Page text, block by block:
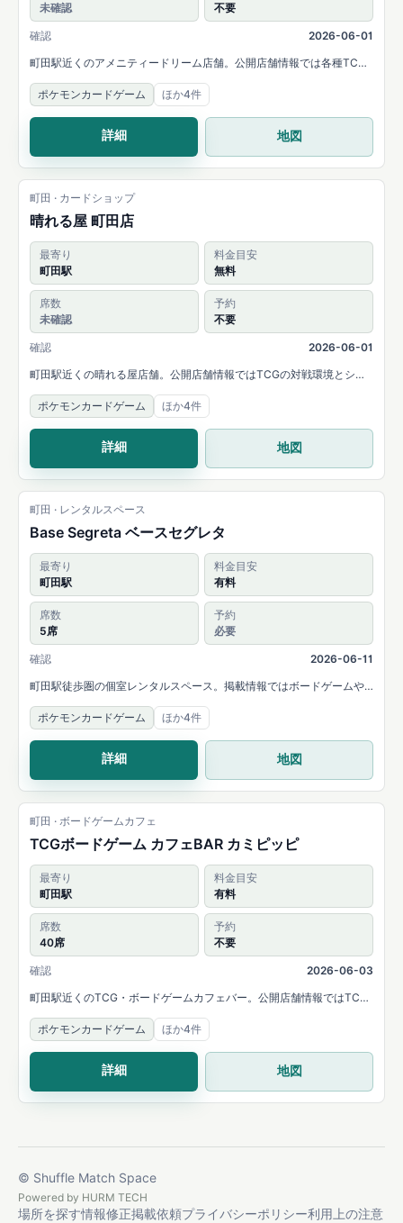
未確認
不要
確認
2026-06-01
町田駅近くのアメニティードリーム店舗。公開店舗情報では各種TCG
の販売・買取と大会開催が案内されています。
ポケモンカードゲーム
ほか4件
詳細 地図
町田 · カードショップ
晴れる屋 町田店
最寄り
町田駅
料金目安
無料
席数
未確認
予約
不要
確認
2026-06-01
町田駅近くの晴れる屋店舗。公開店舗情報ではTCGの対戦環境とシン
グルカード販売・買取が案内されています。
ポケモンカードゲーム
ほか4件
詳細 地図
町田 · レンタルスペース
Base Segreta ベースセグレタ
最寄り
町田駅
料金目安
有料
席数
5席
予約
必要
確認
2026-06-11
町田駅徒歩圏の個室レンタルスペース。掲載情報ではボードゲームや
最新カードゲームがそろう場所として案内され、少人数のゲーム会や
推し会に対応しています。
ポケモンカードゲーム ほか4件
詳細 地図
町田 · ボードゲームカフェ
TCGボードゲーム カフェBAR カミピッピ
最寄り
町田駅
料金目安
有料
席数
40席
予約
不要
確認
2026-06-03
町田駅近くのTCG・ボードゲームカフェバー。公開店舗情報ではTCG
をメインの遊び方として案内し、20卓40席、毎日イベント、シングル
カード販売が紹介されています。
ポケモンカードゲーム ほか4件
詳細 地図
© Shuffle Match Space
Powered by HURM TECH
場所を探す情報修正掲載依頼プライバシーポリシー利用上の注意